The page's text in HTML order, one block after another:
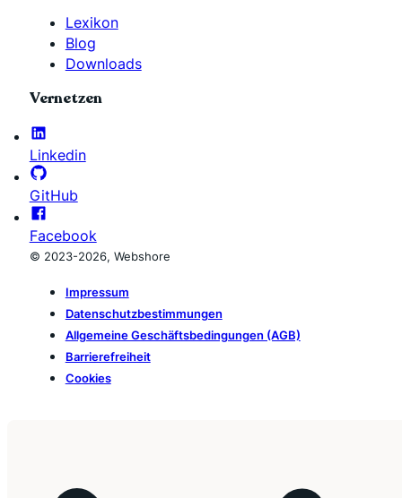
Lexikon
Blog
Downloads
Vernetzen
Linkedin
GitHub
Facebook
© 2023-2026, Webshore
Impressum
Datenschutzbestimmungen
Allgemeine Geschäftsbedingungen (AGB)
Barrierefreiheit
Cookies